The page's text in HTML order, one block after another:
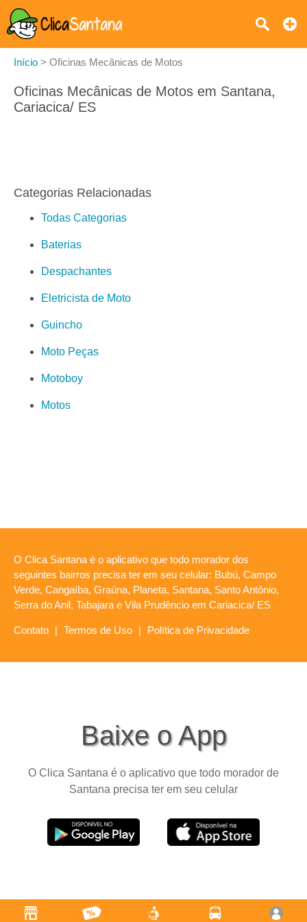
Início > Oficinas Mecânicas de Motos
Oficinas Mecânicas de Motos em Santana,
Cariacica/ ES
Categorias Relacionadas
Todas Categorias
Baterias
Despachantes
Eletricista de Moto
Guincho
Moto Peças
Motoboy
Motos
O Clica Santana é o aplicativo que todo morador dos
seguintes bairros precisa ter em seu celular: Bubú, Campo
Verde, Cangaíba, Graúna, Planeta, Santana, Santo Antônio,
Serra do Anil, Tabajara e Vila Prudêncio em Cariacica/ ES
Contato | Termos de Uso | Política de Privacidade
Baixe o App
O Clica Santana é o aplicativo que todo morador de
Santana precisa ter em seu celular